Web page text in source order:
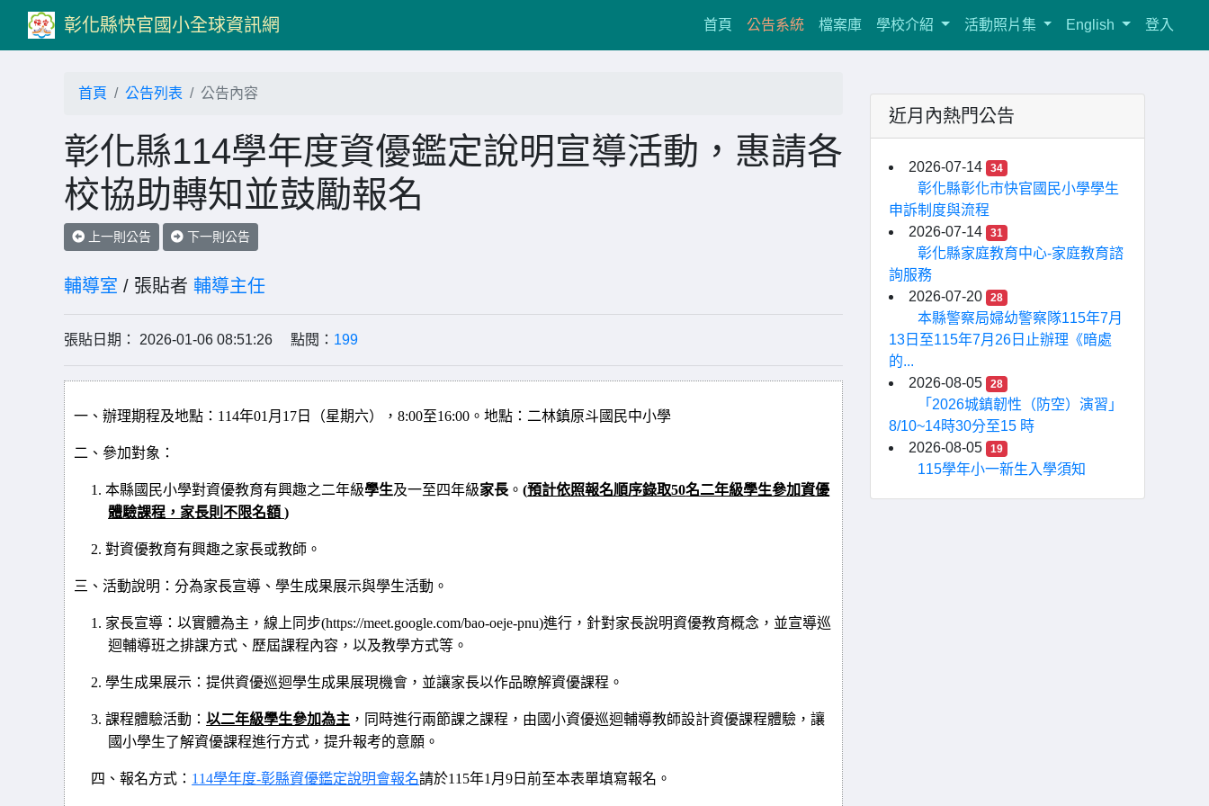
彰化縣快官國小全球資訊網 首頁(current)
公告系統 檔案庫 學校介紹 活動照片集 English 登入
首頁 公告列表 公告內容
彰化縣114學年度資優鑑定說明宣導活動，惠請各
校協助轉知並鼓勵報名
上一則公告 下一則公告
輔導室 / 張貼者 輔導主任
張貼日期： 2026-01-06 08:51:26 點閱： 199
一、辦理期程及地點： 114年01 月 17 日（星期六）， 8:00至16:00 。 地點：二林鎮原斗國民中小學
二、參加對象：
1.本縣國民小學對資優教育有興趣之二年級學生及一至四年級家長 。(預計依照報名順序錄取50名二年級學生參加資優
體驗課程，家長則不限名額 )
2.對資優教育有興趣之家長或教師。
三、活動說明：分為家長宣導、學生成果展示與學生活動。
1. 家長宣導：以實體為主，線上同步(https://meet.google.com/bao-oeje-pnu)進行，針對家長說明資優教育概念，並宣導巡
迴輔導班之排課方式、歷屆課程內容，以及教學方式等。
2.學生成果展示：提供資優巡迴學生成果展現機會，並讓家長以作品瞭解資優課程。
3.課程體驗活動：以二年級學生參加為主 ，同時進行兩節課之課程，由國小資優巡迴輔導教師設計資優課程體驗，讓
國小學生了解資優課程進行方式，提升報考的意願。
四、報名方式： 114學年度-彰縣資優鑑定說明會報名請於115年1月9日前至本表單填寫報名。
近月內熱門公告
2026-07-14 34
彰化縣彰化市快官國民小學學生
申訴制度與流程
2026-07-14
31
彰化縣家庭教育中心-家庭教育諮
詢服務
2026-07-20
28
本縣警察局婦幼警察隊115年7月
13日至115年7月26日止辦理《暗處
的...
2026-08-05
28
「2026城鎮韌性（防空）演習」
8/10~14時30分至15 時
2026-08-05
19
115學年小一新生入學須知